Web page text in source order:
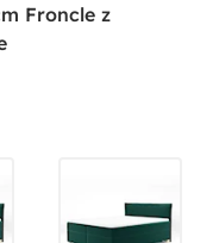
Froncle z